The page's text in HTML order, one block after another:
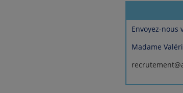
Envoyez-nous
Madame